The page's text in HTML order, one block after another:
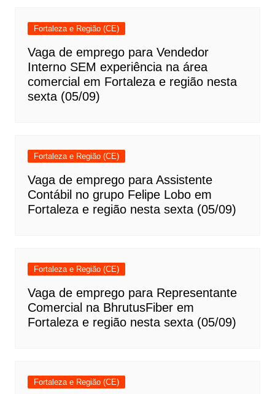
Fortaleza e Região (CE)
Vaga de emprego para Vendedor
Interno SEM experiência na área
comercial em Fortaleza e região nesta
sexta (05/09)
Fortaleza e Região (CE)
Vaga de emprego para Assistente
Contábil no grupo Felipe Lobo em
Fortaleza e região nesta sexta (05/09)
Fortaleza e Região (CE)
Vaga de emprego para Representante
Comercial na BhrutusFiber em
Fortaleza e região nesta sexta (05/09)
Fortaleza e Região (CE)